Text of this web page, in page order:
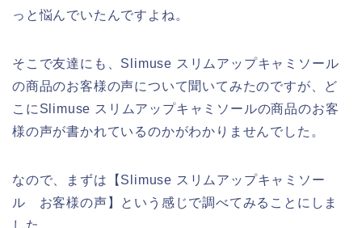
っと悩んでいたんですよね。
そこで友達にも、Slimuse スリムアップキャミソール
の商品のお客様の声について聞いてみたのですが、ど
こにSlimuse スリムアップキャミソールの商品のお客
様の声が書かれているのかがわかりませんでした。
なので、まずは【Slimuse スリムアップキャミソー
ル お客様の声】という感じで調べてみることにしま
した。